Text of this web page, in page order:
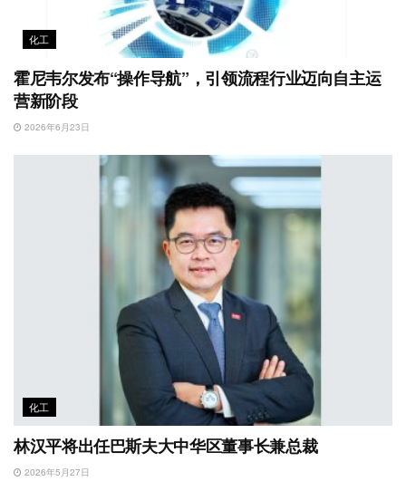
化工
霍尼韦尔发布“操作导航”，引领流程行业迈向自主运
营新阶段
2026年6月23日
化工
林汉平将出任巴斯夫大中华区董事长兼总裁
2026年5月27日